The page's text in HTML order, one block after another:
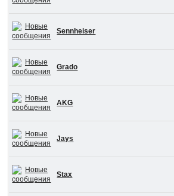
Sennheiser
Grado
AKG
Jays
Stax